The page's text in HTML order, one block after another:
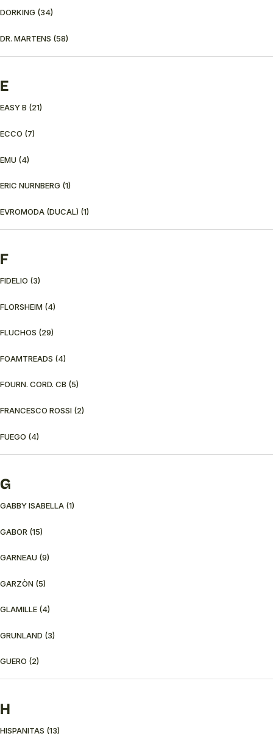
DORKING (34)
DR. MARTENS (58)
E
EASY B (21)
ECCO (7)
EMU (4)
ERIC NURNBERG (1)
EVROMODA (DUCAL) (1)
F
FIDELIO (3)
FLORSHEIM (4)
FLUCHOS (29)
FOAMTREADS (4)
FOURN. CORD. CB (5)
FRANCESCO ROSSI (2)
FUEGO (4)
G
GABBY ISABELLA (1)
GABOR (15)
GARNEAU (9)
GARZÒN (5)
GLAMILLE (4)
GRUNLAND (3)
GUERO (2)
H
HISPANITAS (13)